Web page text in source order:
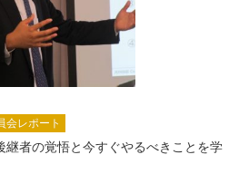
会レポート
継者の覚悟と今すぐやるべきことを学